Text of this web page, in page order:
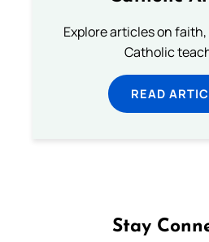
Explore articles on
Catholic
READ
Stay